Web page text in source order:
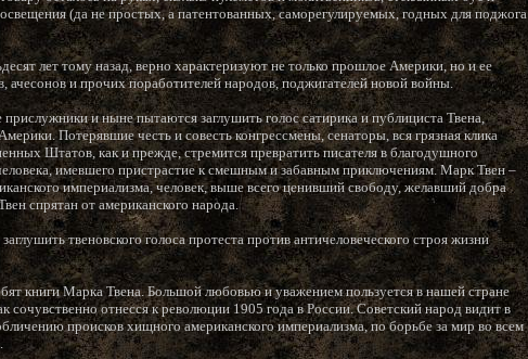
(да не простых, а патентованных, саморегулируемых, годных для поджога
лет тому назад, верно характеризуют не только прошлое Америки, но и ее
и прочих поработителей народов, поджигателей новой войны.
и ныне пытаются заглушить голос сатирика и публициста Твена,
Потерявшие честь и совесть конгрессмены, сенаторы, вся грязная клика
Штатов, как и прежде, стремится превратить писателя в благодушного
человека, имевшего пристрастие к смешным и забавным приключениям. Марк Твен –
империализма, человек, выше всего ценивший свободу, желавший добра
спрятан от американского народа.
твеновского голоса протеста против античеловеческого строя жизни
книги Марка Твена. Большой любовью и уважением пользуется в нашей стране
сочувственно отнесся к революции 1905 года в России. Советский народ видит в
происков хищного американского империализма, по борьбе за мир во всем